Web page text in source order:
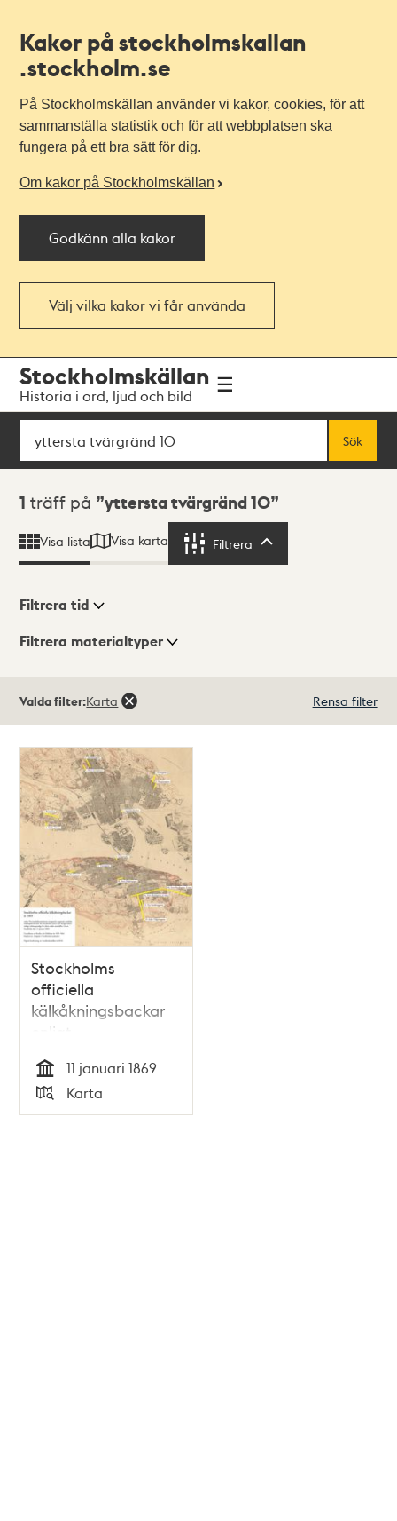
Kakor på stockholmskallan
.stockholm.se
På Stockholmskällan använder vi kakor, cookies, för att
sammanställa statistik och för att webbplatsen ska
fungera på ett bra sätt för dig.
Om kakor på Stockholmskällan
Godkänn alla kakor
Välj vilka kakor vi får använda
navigationen
huvudinnehållet
Stockholmskällan
Historia i ord, ljud och bild
Sök
Sök
Sökresultat
1 träff på yttersta tvärgränd 10
Visa lista Visa karta Filtrera
Visningsläge
Filtrera tid
Filtrera materialtyper
träffar
Valda filter:Karta Rensa filter
Stockholms
officiella
kälkåkningsbackar
enligt
Överståthållareämbetet
år 1869
Tid
11 januari 1869
Typ
Karta